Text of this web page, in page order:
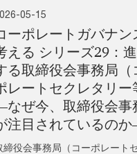
05-15
ーポレートガバナン
える シリーズ29：
る取締役会事務局（
レートセクレタリー
ぜ今、取締役会事
注目されているの
締役会事務局（コーポレート